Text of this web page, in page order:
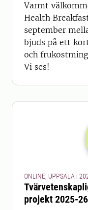
Varmt
Health
september
bjuds på ett
och
Vi ses!
ONLINE, UPPSALA |
projekt 2025-26